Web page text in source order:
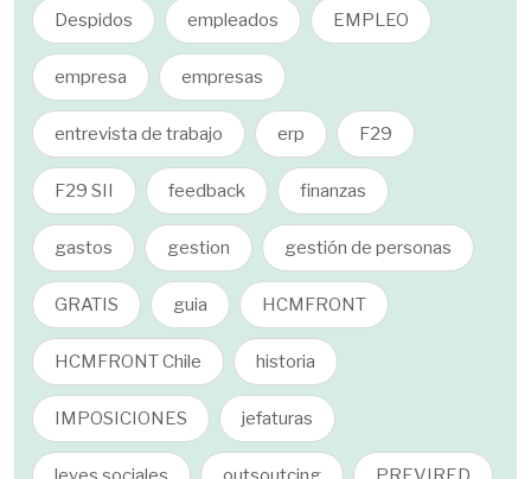
Despidos empleados EMPLEO
empresa empresas
entrevista de trabajo erp F29
F29 SII feedback finanzas
gastos gestion gestión de personas
GRATIS guia HCMFRONT
HCMFRONT Chile historia
IMPOSICIONES jefaturas